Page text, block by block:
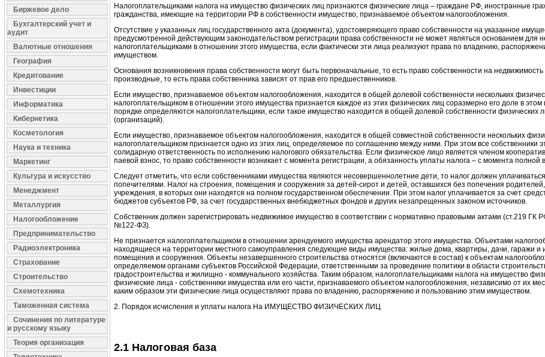
Биржевое дело
Бухгалтерский учет и
аудит
Валютные отношения
География
Кредитование
Инвестиции
Информатика
Кибернетика
Косметология
Наука и техника
Маркетинг
Культура и искусство
Менеджмент
Металлургия
Налогообложение
Предпринимательство
Радиоэлектроника
Страхование
Строительство
Схемотехника
Таможенная система
Сочинения по литературе
и русскому языку
Теория организация
Налогоплательщиками налога на имущество физических лиц признаются физические лица – граждане РФ, иностранные
гражданства, имеющие на территории РФ в собственности имущество, признаваемое объектом налогообложения.
Отсутствие у указанных лиц государственного акта (документа), удостоверяющего право собственности на указанное
предусмотренной действующим законодательством регистрации права собственности не может являться основанием для
налогоплательщиками в отношении этого имущества, если фактически эти лица реализуют права по владению,
имуществом.
Основания возникновения права собственности могут быть первоначальные, то есть право собственности на
производные, то есть права собственника зависят от прав его предшественников.
Если имущество, признаваемое объектом налогообложения, находится в общей долевой собственности нескольких
налогоплательщиком в отношении этого имущества признается каждое из этих физических лиц соразмерно его доле в
порядке определяются налогоплательщики, если такое имущество находится в общей долевой собственности физических
(организаций).
Если имущество, признаваемое объектом налогообложения, находится в общей совместной собственности нескольких
налогоплательщиком признается одно из этих лиц, определяемое по соглашению между ними. При этом все собственники
солидарную ответственность по исполнению налогового обязательства. Если физическое лицо является членом
паевой взнос, то право собственности возникает с момента регистрации, а обязанность уплаты налога – с момента
Следует отметить, что если собственниками имущества являются несовершеннолетние дети, то налог должен
попечителями. Налог на строения, помещения и сооружения за детей-сирот и детей, оставшихся без попечения
учреждения, в которых они находятся на полном государственном обеспечении. При этом налог уплачивается за счет
бюджетов субъектов РФ, за счет государственных внебюджетных фондов и других незапрещенных законом источников.
Собственник должен зарегистрировать недвижимое имущество в соответствии с нормативно правовыми актами (ст.219 ГК
№122-ФЗ).
Не признается налогоплательщиком в отношении арендуемого имущества арендатор этого имущества. Объектами
находящиеся на территории местного самоуправления следующие виды имущества: жилые дома, квартиры, дачи, гаражи и
помещения и сооружения. Объекты незавершенного строительства относятся (включаются в состав) к объектам
определяемом органами субъектов Российской Федерации, ответственными за проведение политики в области
градостроительства и жилищно - коммунального хозяйства. Таким образом, налогоплательщиками налога на имущество
физические лица - собственники имущества или его части, признаваемого объектом налогообложения, независимо от их
каким образом эти физические лица осуществляют права по владению, распоряжению и пользованию этим имуществом.
2. Порядок исчисления и уплаты налога На ИМУЩЕСТВО ФИЗИЧЕСКИХ ЛИЦ
2.1 Налоговая база